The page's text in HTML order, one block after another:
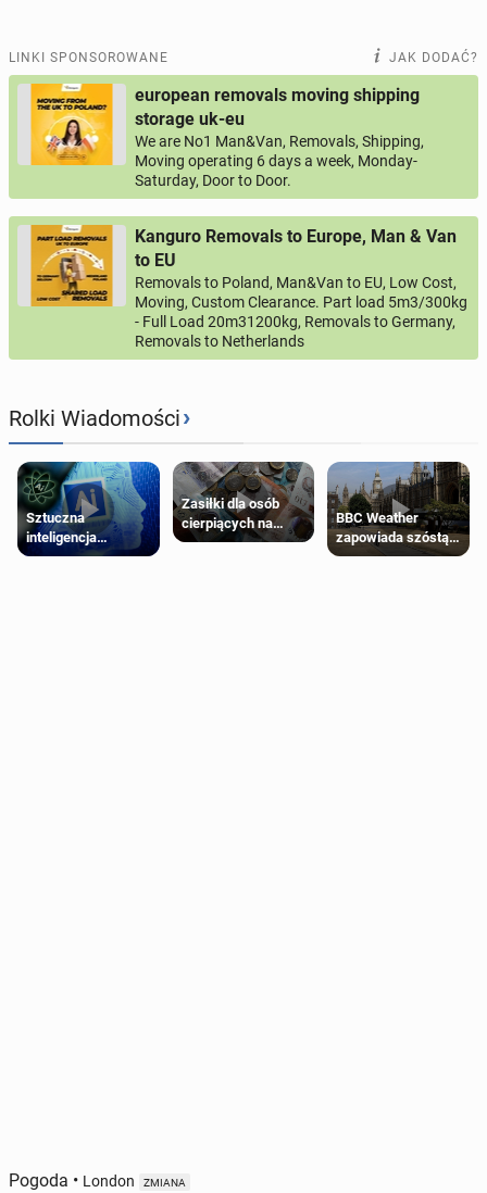
LINKI SPONSOROWANE JAK DODAĆ?
european removals moving shipping
storage uk-eu
We are No1 Man&Van, Removals, Shipping,
Moving operating 6 days a week, Monday-
Saturday, Door to Door.
Kanguro Removals to Europe, Man & Van
to EU
Removals to Poland, Man&Van to EU, Low Cost,
Moving, Custom Clearance. Part load 5m3/300kg
- Full Load 20m31200kg, Removals to Germany,
Removals to Netherlands
Rolki Wiadomości›
Sztuczna
inteligencja
próbowała oszukać
Zasiłki dla osób
cierpiących na
schorzenia
BBC Weather
zapowiada szóstą
falę upałów w
Pogoda • London ZMIANA